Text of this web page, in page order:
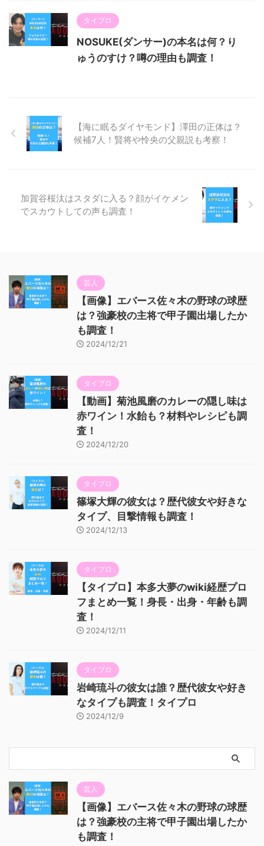
タイプロ
NOSUKE(ダンサー)の本名は何？り
ゅうのすけ？噂の理由も調査！
【海に眠るダイヤモンド】澤田の正体は？
候補7人！賢将や怜央の父親説も考察！
加賀谷桜汰はスタダに入る？顔がイケメン
でスカウトしての声も調査！
芸人
【画像】エバース佐々木の野球の球歴
は？強豪校の主将で甲子園出場したか
も調査！
2024/12/21
タイプロ
【動画】菊池風磨のカレーの隠し味は
赤ワイン！水飴も？材料やレシピも調
査！
2024/12/20
タイプロ
篠塚大輝の彼女は？歴代彼女や好きな
タイプ、目撃情報も調査！
2024/12/13
タイプロ
【タイプロ】本多大夢のwiki経歴プロ
フまとめ一覧！身長・出身・年齢も調
査！
2024/12/11
タイプロ
岩崎琉斗の彼女は誰？歴代彼女や好き
なタイプも調査！タイプロ
2024/12/9
芸人
【画像】エバース佐々木の野球の球歴
は？強豪校の主将で甲子園出場したか
も調査！